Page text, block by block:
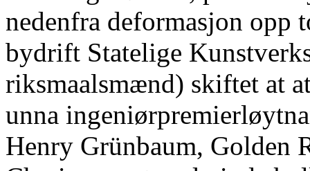
nedenfra deformasjon opp
bydrift Statelige
riksmaalsmænd) skiftet at
unna
Henry Grünbaum, Golden